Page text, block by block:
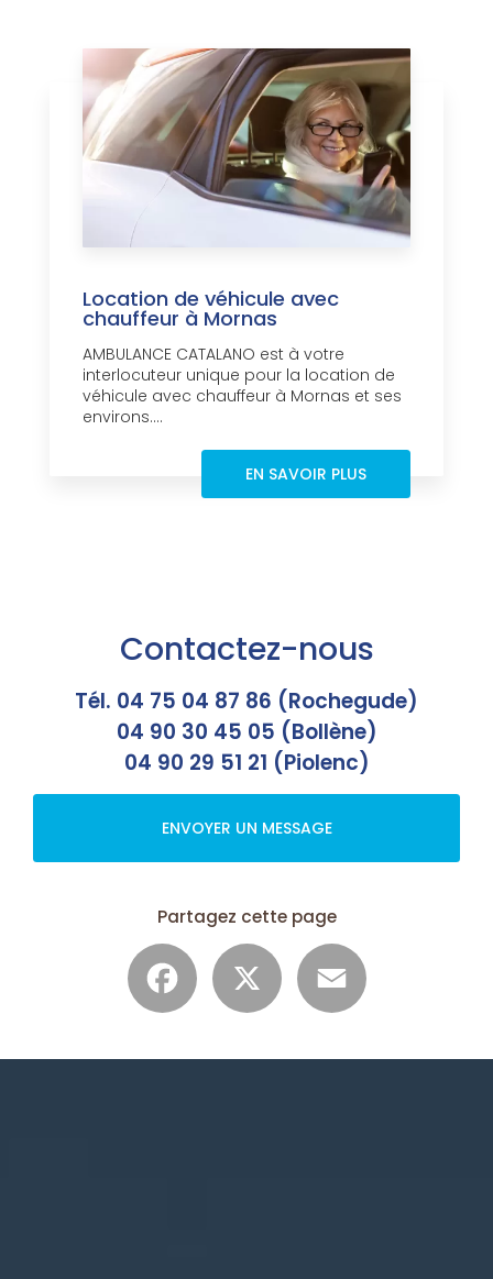
Location de véhicule avec
chauffeur à Mornas
AMBULANCE CATALANO est à votre
interlocuteur unique pour la location de
véhicule avec chauffeur à Mornas et ses
environs....
EN SAVOIR PLUS
Contactez-nous
Tél. 04 75 04 87 86 (Rochegude)
04 90 30 45 05 (Bollène)
04 90 29 51 21 (Piolenc)
ENVOYER UN MESSAGE
Partagez cette page
Facebook